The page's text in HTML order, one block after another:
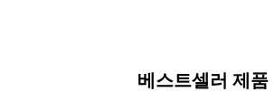
베스트셀러 제품